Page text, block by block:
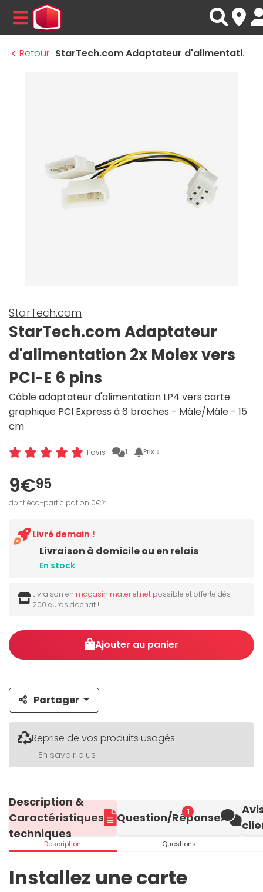
MENU
Retour
StarTech.com Adaptateur d'alimentation 2x Molex vers PCI-E 6 pins
StarTech.com
StarTech.com Adaptateur
d'alimentation 2x Molex vers
PCI-E 6 pins
Câble adaptateur d'alimentation LP4 vers carte
graphique PCI Express à 6 broches - Mâle/Mâle - 15
cm
1 avis 1 Prix ↓
9€95
dont éco-participation 0€05
Livraison à domicile ou en relais
En stock
Livré demain !
Livraison en magasin materiel.net possible et offerte dès
200 euros d'achat !
Ajouter au panier
Partager
Reprise de vos produits usagés
En savoir plus
Description &
Caractéristiques
techniques
Description
1
Question/Réponse
Questions
Installez une carte